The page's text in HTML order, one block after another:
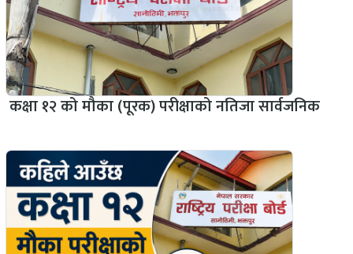
कक्षा १२ को मौका (पूरक) परीक्षाको नतिजा सार्वजनिक